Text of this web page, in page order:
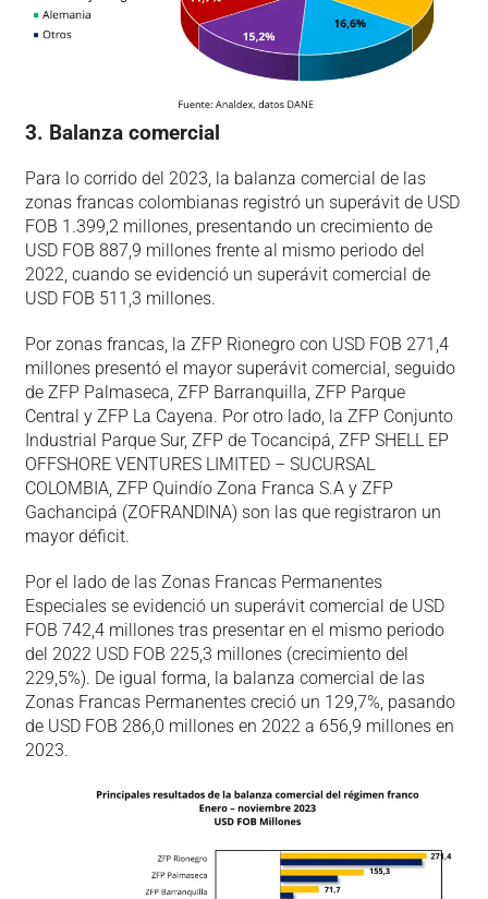
3. Balanza comercial
Para lo corrido del 2023, la balanza comercial de las
zonas francas colombianas registró un superávit de USD
FOB 1.399,2 millones, presentando un crecimiento de
USD FOB 887,9 millones frente al mismo periodo del
2022, cuando se evidenció un superávit comercial de
USD FOB 511,3 millones.
Por zonas francas, la ZFP Rionegro con USD FOB 271,4
millones presentó el mayor superávit comercial, seguido
de ZFP Palmaseca, ZFP Barranquilla, ZFP Parque
Central y ZFP La Cayena. Por otro lado, la ZFP Conjunto
Industrial Parque Sur, ZFP de Tocancipá, ZFP SHELL EP
OFFSHORE VENTURES LIMITED – SUCURSAL
COLOMBIA, ZFP Quindío Zona Franca S.A y ZFP
Gachancipá (ZOFRANDINA) son las que registraron un
mayor déficit.
Por el lado de las Zonas Francas Permanentes
Especiales se evidenció un superávit comercial de USD
FOB 742,4 millones tras presentar en el mismo periodo
del 2022 USD FOB 225,3 millones (crecimiento del
229,5%). De igual forma, la balanza comercial de las
Zonas Francas Permanentes creció un 129,7%, pasando
de USD FOB 286,0 millones en 2022 a 656,9 millones en
2023.